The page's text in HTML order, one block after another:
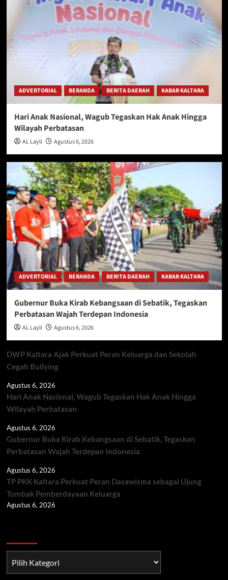
ADVERTORIAL BERANDA BERITA DAERAH KABAR KALTARA
Hari Anak Nasional, Wagub Tegaskan Hak Anak Hingga
Wilayah Perbatasan
AL Layli Agustus 6, 2026
ADVERTORIAL BERANDA BERITA DAERAH KABAR KALTARA
Gubernur Buka Kirab Kebangsaan di Sebatik, Tegaskan
Perbatasan Wajah Terdepan Indonesia
AL Layli Agustus 6, 2026
DWP Kaltara Ajak Perkuat Peran Keluarga dan Sekolah
Cegah Bullying
Agustus 6, 2026
Hari Anak Nasional, Wagub Tegaskan Hak Anak Hingga
Wilayah Perbatasan
Agustus 6, 2026
Gubernur Buka Kirab Kebangsaan di Sebatik, Tegaskan
Perbatasan Wajah Terdepan Indonesia
Agustus 6, 2026
TP PKK Kaltara Perkuat Peran Dasawisma sebagai Ujung
Tombak Pemberdayaan Keluarga
Agustus 6, 2026
TNI/POLRI